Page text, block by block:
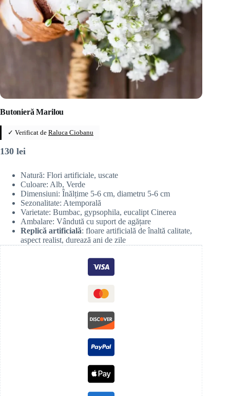
Butonieră Marilou
✓ Verificat de Raluca Ciobanu
130 lei
Natură: Flori artificiale, uscate
Culoare: Alb, Verde
Dimensiuni: Înălțime 5-6 cm, diametru 5-6 cm
Sezonalitate: Atemporală
Varietate: Bumbac, gypsophila, eucalipt Cinerea
Ambalare: Vândută cu suport de agățare
Replică artificială: floare artificială de înaltă calitate,
aspect realist, durează ani de zile